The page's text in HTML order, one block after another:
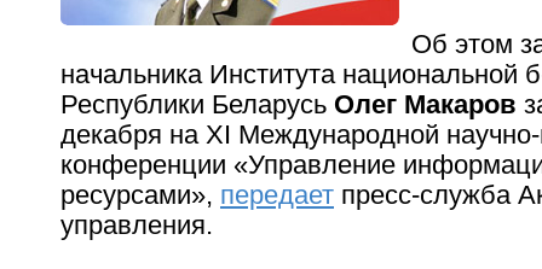
Об этом
начальника Института национальной
Республики Беларусь Олег Макаров
декабря на XI Международной научно-
конференции «Управление
ресурсами», передает пресс-служба
управления.